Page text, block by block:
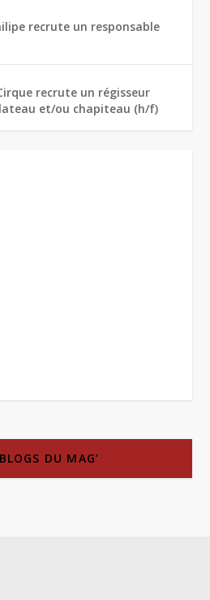
recrute un responsable
recrute un régisseur
et/ou chapiteau (h/f)
DU MAG’